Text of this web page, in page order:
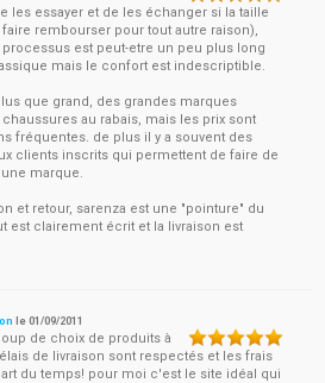
les essayer et de les échanger si la taille
rembourser pour tout autre raison),
est peut-etre un peu plus long
mais le confort est indescriptible.
que grand, des grandes marques
au rabais, mais les prix sont
fréquentes. de plus il y a souvent des
clients inscrits qui permettent de faire de
marque.
et retour, sarenza est une "pointure" du
est clairement écrit et la livraison est
le01/09/2011
de choix de produits à
de livraison sont respectés et les frais
du temps! pour moi c'est le site idéal qui